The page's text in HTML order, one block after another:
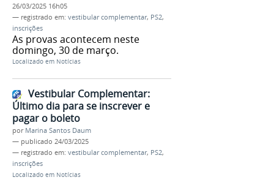
26/03/2025 16h05
— registrado em: vestibular complementar, PS2,
inscrições
As provas acontecem neste
domingo, 30 de março.
Localizado em Notícias
Vestibular Complementar:
Último dia para se inscrever e
pagar o boleto
por Marina Santos Daum
— publicado 24/03/2025
— registrado em: vestibular complementar, PS2,
inscrições
Localizado em Notícias